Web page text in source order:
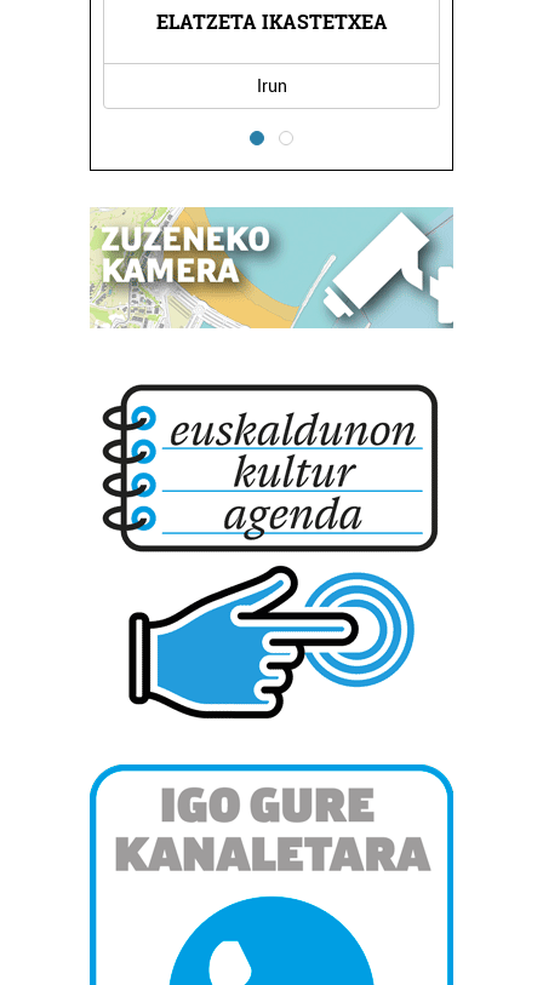
ELATZETA IKASTETXEA
Irun